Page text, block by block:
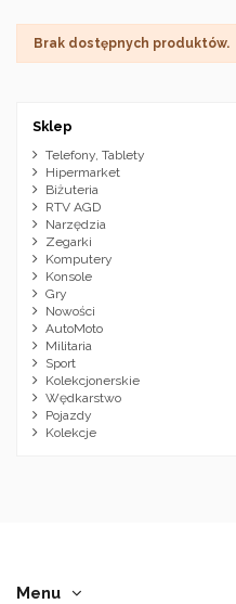
Brak dostępnych produktów.
Sklep
Telefony, Tablety
Hipermarket
Biżuteria
RTV AGD
Narzędzia
Zegarki
Komputery
Konsole
Gry
Nowości
AutoMoto
Militaria
Sport
Kolekcjonerskie
Wędkarstwo
Pojazdy
Kolekcje
Menu